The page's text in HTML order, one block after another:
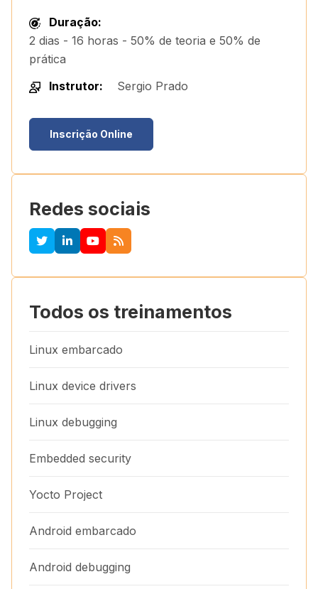
Duração:
2 dias - 16 horas - 50% de teoria e 50% de
prática
Instrutor:
Sergio Prado
Inscrição Online
Redes sociais
Todos os treinamentos
Linux embarcado
Linux device drivers
Linux debugging
Embedded security
Yocto Project
Android embarcado
Android debugging